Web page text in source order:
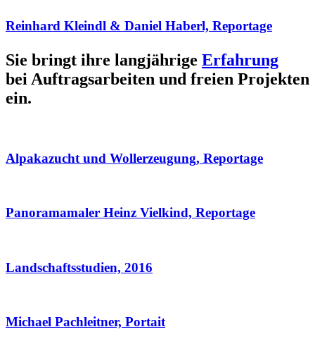
Reinhard Kleindl & Daniel Haberl, Reportage
Sie bringt ihre langjährige Erfahrung
bei Auftragsarbeiten und freien Projekten
ein.
Alpakazucht und Wollerzeugung, Reportage
Panoramamaler Heinz Vielkind, Reportage
Landschaftsstudien, 2016
Michael Pachleitner, Portait